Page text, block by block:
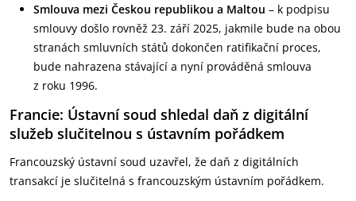
Smlouva mezi Českou republikou a Maltou – k podpisu
smlouvy došlo rovněž 23. září 2025, jakmile bude na obou
stranách smluvních států dokončen ratifikační proces,
bude nahrazena stávající a nyní prováděná smlouva
z roku 1996.
Francie: Ústavní soud shledal daň z digitální
služeb slučitelnou s ústavním pořádkem
Francouzský ústavní soud uzavřel, že daň z digitálních
transakcí je slučitelná s francouzským ústavním pořádkem.